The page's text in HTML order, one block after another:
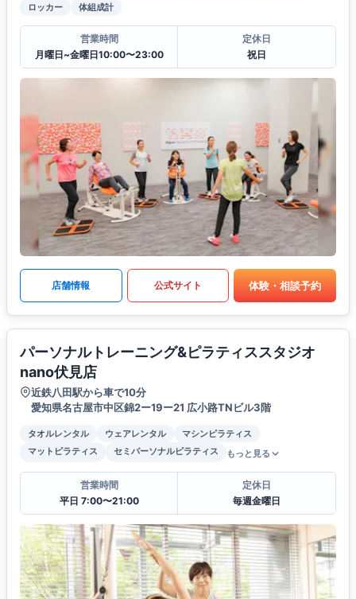
ロッカー
体組成計
営業時間
月曜日~金曜日10:00〜23:00
定休日
祝日
店舗情報 公式サイト 体験・相談予約
パーソナルトレーニング&ピラティススタジオ
nano伏見店
近鉄八田駅から車で10分
愛知県名古屋市中区錦2ー19ー21 広小路TNビル3階
タオルレンタル ウェアレンタル
マシンピラティス
マットピラティス
セミパーソナルピラティス もっと見る
営業時間
平日 7:00〜21:00
定休日
毎週金曜日